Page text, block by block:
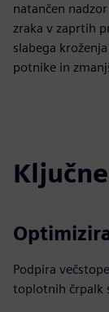
natančen
zraka v zaprtih
slabega
potnike in
Podpira
toplotnih črpalk